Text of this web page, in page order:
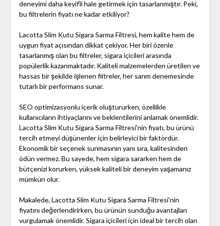
deneyimi daha keyifli hale getirmek için tasarlanmıştır. Peki,
bu filtrelerin fiyatı ne kadar etkiliyor?
Lacotta Slim Kutu Sigara Sarma Filtresi, hem kalite hem de
uygun fiyat açısından dikkat çekiyor. Her biri özenle
tasarlanmış olan bu filtreler, sigara içicileri arasında
popülerlik kazanmaktadır. Kaliteli malzemelerden üretilen ve
hassas bir şekilde işlenen filtreler, her sarım denemesinde
tutarlı bir performans sunar.
SEO optimizasyonlu içerik oluştururken, özellikle
kullanıcıların ihtiyaçlarını ve beklentilerini anlamak önemlidir.
Lacotta Slim Kutu Sigara Sarma Filtresi'nin fiyatı, bu ürünü
tercih etmeyi düşünenler için belirleyici bir faktördür.
Ekonomik bir seçenek sunmasının yanı sıra, kalitesinden
ödün vermez. Bu sayede, hem sigara sararken hem de
bütçenizi korurken, yüksek kaliteli bir deneyim yaşamanız
mümkün olur.
Makalede, Lacotta Slim Kutu Sigara Sarma Filtresi'nin
fiyatını değerlendirirken, bu ürünün sunduğu avantajları
vurgulamak önemlidir. Sigara içicileri için ideal bir tercih olan